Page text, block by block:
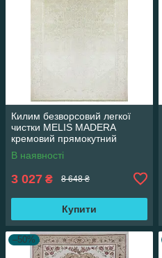
Килим безворсовий легкої
чистки MELIS MADERA
кремовий прямокутний
160*230 см
В наявності
3 027 ₴ 8 648 ₴
Купити
–50%